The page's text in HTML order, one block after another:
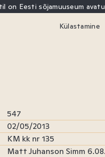
on Eesti sõjamuuseum
Külastamine
547
02/05/2013
KM kk nr 135
Matt Juhanson Simm